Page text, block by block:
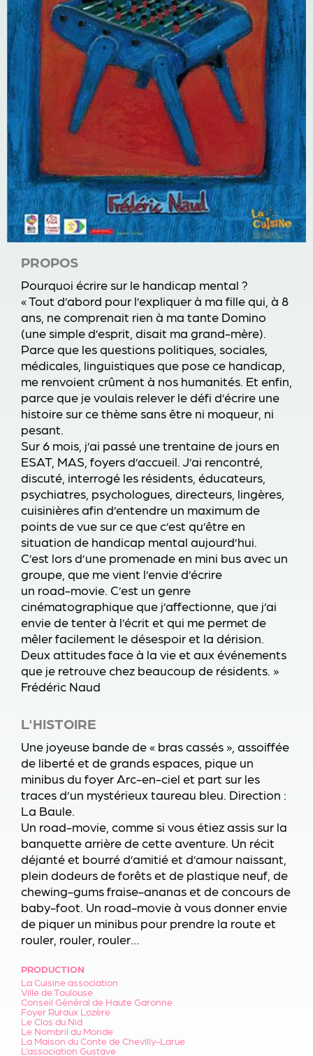
PROPOS
Pourquoi écrire sur le handicap mental ?
« Tout d’abord pour l’expliquer à ma fille qui, à 8
ans, ne comprenait rien à ma tante Domino
(une simple d’esprit, disait ma grand-mère).
Parce que les questions politiques, sociales,
médicales, linguistiques que pose ce handicap,
me renvoient crûment à nos humanités. Et enfin,
parce que je voulais relever le défi d’écrire une
histoire sur ce thème sans être ni moqueur, ni
pesant.
Sur 6 mois, j’ai passé une trentaine de jours en
ESAT, MAS, foyers d’accueil. J’ai rencontré,
discuté, interrogé les résidents, éducateurs,
psychiatres, psychologues, directeurs, lingères,
cuisinières afin d’entendre un maximum de
points de vue sur ce que c’est qu’être en
situation de handicap mental aujourd’hui.
C’est lors d’une promenade en mini bus avec un
groupe, que me vient l’envie d’écrire
un road-movie. C’est un genre
cinématographique que j’affectionne, que j’ai
envie de tenter à l’écrit et qui me permet de
mêler facilement le désespoir et la dérision.
Deux attitudes face à la vie et aux événements
que je retrouve chez beaucoup de résidents. »
Frédéric Naud
L'HISTOIRE
Une joyeuse bande de « bras cassés », assoiffée
de liberté et de grands espaces, pique un
minibus du foyer Arc-en-ciel et part sur les
traces d’un mystérieux taureau bleu. Direction :
La Baule.
Un road-movie, comme si vous étiez assis sur la
banquette arrière de cette aventure. Un récit
déjanté et bourré d’amitié et d’amour naissant,
plein dodeurs de forêts et de plastique neuf, de
chewing-gums fraise-ananas et de concours de
baby-foot. Un road-movie à vous donner envie
de piquer un minibus pour prendre la route et
rouler, rouler, rouler…
PRODUCTION
La Cuisine association
Ville de Toulouse
Conseil Général de Haute Garonne
Foyer Ruraux Lozère
Le Clos du Nid
Le Nombril du Monde
La Maison du Conte de Chevilly-Larue
L’association Gustave